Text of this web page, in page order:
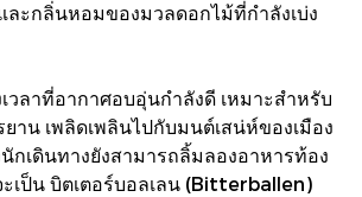
ละกลิ่นหอมของมวลดอกไม้ที่กำลังเบ่ง
วลาที่อากาศอบอุ่นกำลังดี เหมาะสำหรับ
ยาน เพลิดเพลินไปกับมนต์เสน่ห์ของเมือง
กเดินทางยังสามารถลิ้มลองอาหารท้อง
เป็น บิตเตอร์บอลเลน (Bitterballen)